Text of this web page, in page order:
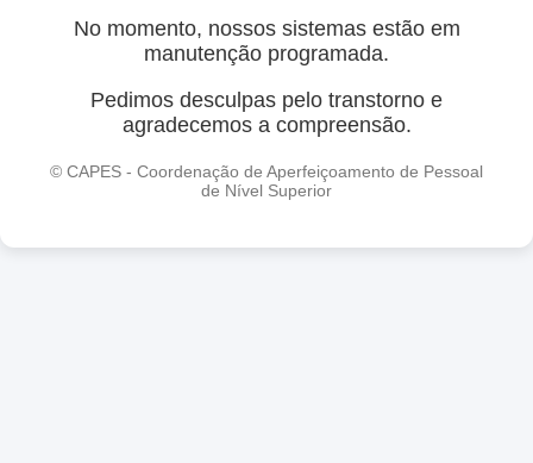
No momento, nossos sistemas estão em
manutenção programada.
Pedimos desculpas pelo transtorno e
agradecemos a compreensão.
© CAPES - Coordenação de Aperfeiçoamento de Pessoal
de Nível Superior